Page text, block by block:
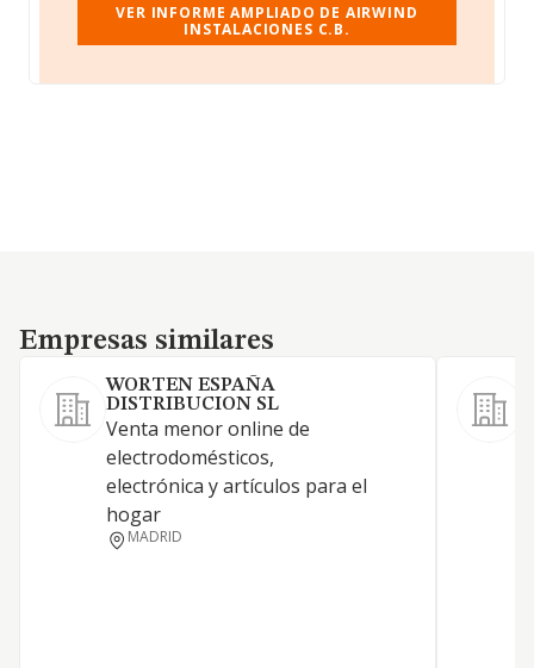
VER INFORME AMPLIADO DE AIRWIND
INSTALACIONES C.B.
Empresas similares
Empresas similares
WORTEN ESPAÑA
DISTRIBUCION SL
Venta menor online de
electrodomésticos,
electrónica y artículos para el
hogar
MADRID